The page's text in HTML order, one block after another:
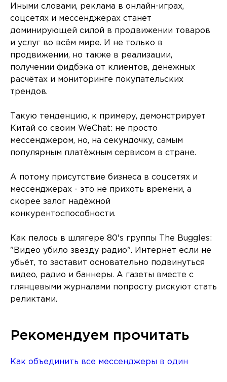
Иными словами, реклама в онлайн-играх,
соцсетях и мессенджерах станет
доминирующей силой в продвижении товаров
и услуг во всём мире. И не только в
продвижении, но также в реализации,
получении фидбэка от клиентов, денежных
расчётах и мониторинге покупательских
трендов.
Такую тенденцию, к примеру, демонстрирует
Китай со своим WeChat: не просто
мессенджером, но, на секундочку, самым
популярным платёжным сервисом в стране.
А потому присутствие бизнеса в соцсетях и
мессенджерах - это не прихоть времени, а
скорее залог надёжной
конкурентоспособности.
Как пелось в шлягере 80's группы The Buggles:
"Видео убило звезду радио". Интернет если не
убьёт, то заставит основательно подвинуться
видео, радио и баннеры. А газеты вместе с
глянцевыми журналами попросту рискуют стать
реликтами.
Рекомендуем прочитать
Как объединить все мессенджеры в один